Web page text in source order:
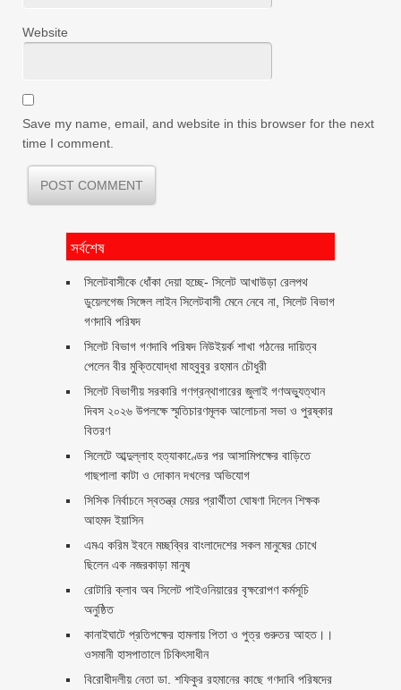
Website
Save my name, email, and website in this browser for the next
time I comment.
সর্বশেষ
‎সিলেটবাসীকে ধোঁকা দেয়া হচ্ছে- সিলেট আখাউড়া রেলপথ
ডুয়েলগেজ সিঙ্গেল লাইন সিলেটবাসী মেনে নেবে না, সিলেট বিভাগ
গণদাবি পরিষদ
সিলেট বিভাগ গণদাবি পরিষদ নিউইয়র্ক শাখা গঠনের দায়িত্ব
পেলেন বীর মুক্তিযোদ্ধা মাহবুবুর রহমান চৌধুরী ‎ ‎
সিলেট বিভাগীয় সরকারি গণগ্রন্থাগারের জুলাই গণঅভ্যুত্থান
দিবস ২০২৬ উপলক্ষে স্মৃতিচারণমূলক আলোচনা সভা ও পুরষ্কার
বিতরণ ‎ ‎
সিলেটে আব্দুল্লাহ হত্যাকাণ্ডের পর আসামিপক্ষের বাড়িতে
গাছপালা কাটা ও দোকান দখলের অভিযোগ
সিসিক নির্বাচনে স্বতন্ত্র মেয়র প্রার্থীতা ঘোষণা দিলেন শিক্ষক
আহমদ ইয়াসিন
এমএ করিম ইবনে মচ্ছব্বির বাংলাদেশের সকল মানুষের চোখে
ছিলেন এক নজরকাড়া মানুষ ‎
রোটারি ক্লাব অব সিলেট পাইওনিয়ারের বৃক্ষরোপণ কর্মসূচি
অনুষ্ঠিত
কানাইঘাটে প্রতিপক্ষের হামলায় পিতা ও পুত্র গুরুতর আহত।।
ওসমানী হাসপাতালে চিকিৎসাধীন
বিরোধীদলীয় নেতা ডা. শফিকুর রহমানের কাছে গণদাবি পরিষদের